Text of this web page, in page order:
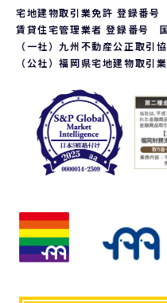
応じております。ご請求され
窓口」までお問い合わせくだ
6. 個人情報を提供する
当社との契約、又は、提供
ない場合がございます。
a.第三者が閲覧可能な環境
的で利用されないという前
印刷などは認められるもの
ん。 また個人的な使用で
表示を削除してはならない
b.また上記以外の場合にお
す。。
7. 個人情報に関する
宅地建物取引業免許 登録番
賃貸住宅管理業者 登録番号
（一社）九州不動産公正取引
（公社）福岡県宅地建物取引